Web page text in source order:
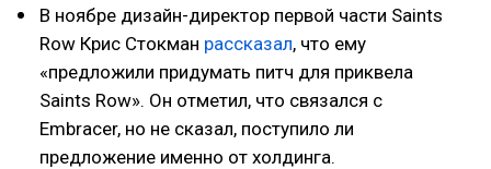
В ноябре дизайн-директор первой части Saints
Row Крис Стокман рассказал, что ему
«предложили придумать питч для приквела
Saints Row». Он отметил, что связался с
Embracer, но не сказал, поступило ли
предложение именно от холдинга.